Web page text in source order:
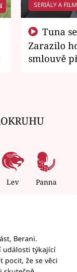
SERIÁLY A
Zarazilo
smlouvě
Lev Panna
Berani.
události týkající
pocit, že se věci